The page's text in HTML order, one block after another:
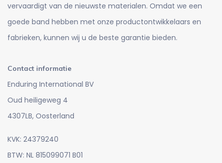
vervaardigt van de nieuwste materialen. Omdat we een
goede band hebben met onze productontwikkelaars en
fabrieken, kunnen wij u de beste garantie bieden.
Contact informatie
Enduring International BV
Oud heiligeweg 4
4307LB, Oosterland
KVK: 24379240
BTW: NL 815099071 B01